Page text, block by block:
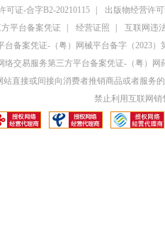
可证-合字B2-20210115
出版物经营许
平台备案凭证
经营证照
互联网违
备案凭证-（粤）网械平台备字（2023）
络交易服务第三方平台备案凭证-（粤）网
站直接或间接向消费者推销商品或者服务
禁止利用互联网销